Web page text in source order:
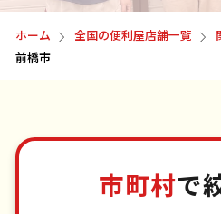
ホーム 全国の便利屋店舗一覧
前橋市
市町村で